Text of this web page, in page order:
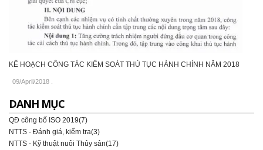
KẾ HOẠCH CÔNG TÁC KIỂM SOÁT THỦ TỤC HÀNH CHÍNH NĂM 2018
09/April/2018
DANH MỤC
QĐ công bố ISO 2019(7)
NTTS - Đánh giá, kiểm tra(3)
NTTS - Kỹ thuật nuôi Thủy sản(17)